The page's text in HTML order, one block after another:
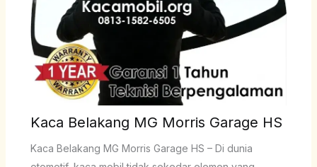
Kaca Belakang MG Morris Garage HS
Kaca Belakang MG Morris Garage HS – Di dunia